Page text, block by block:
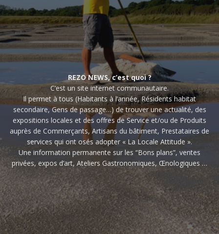
REZO NEWS, c’est quoi ?
C’est un site internet communautaire.
Il permet à tous (Habitants à l’année, Résidents habitat
secondaire, Gens de passage…) de trouver une actualité, des
expositions locales et des offres de Service et/ou de Produits
auprès de Commerçants, Artisans du bâtiment, Prestataires de
services qui ont osés adopter « La Locale Attitude ».
Une information permanente sur les “Bons plans”, ventes
privées, expos d’art, Ateliers Gastronomiques, Œnologiques …